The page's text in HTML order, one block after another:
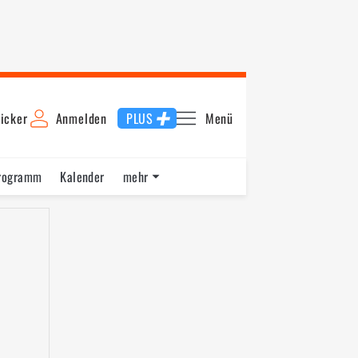
Anmelden PLUS Menü
Kalender
mehr